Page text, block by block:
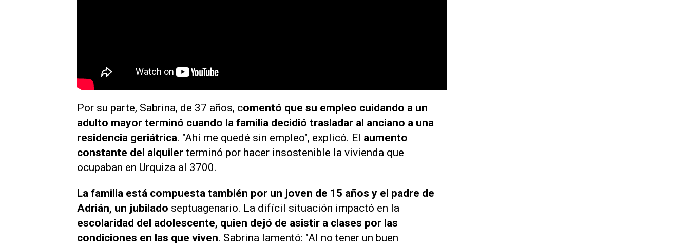
Por su parte, Sabrina, de 37 años, comentó que su empleo cuidando a un
adulto mayor terminó cuando la familia decidió trasladar al anciano a una
residencia geriátrica. "Ahí me quedé sin empleo", explicó. El aumento
constante del alquiler terminó por hacer insostenible la vivienda que
ocupaban en Urquiza al 3700.
La familia está compuesta también por un joven de 15 años y el padre de
Adrián, un jubilado septuagenario. La difícil situación impactó en la
escolaridad del adolescente, quien dejó de asistir a clases por las
condiciones en las que viven. Sabrina lamentó: "Al no tener un buen